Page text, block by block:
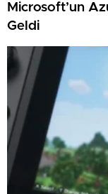
Microsoft’un
Geldi